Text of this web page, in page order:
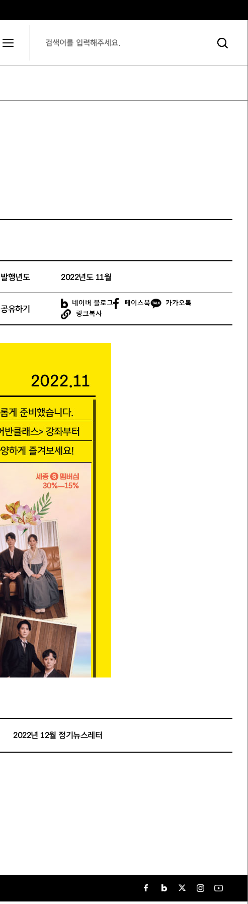
발행년도 2022년도 11월
공유하기
네이버 블로그 페이스북
카카오톡
링크복사
2022년 12월 정기뉴스레터